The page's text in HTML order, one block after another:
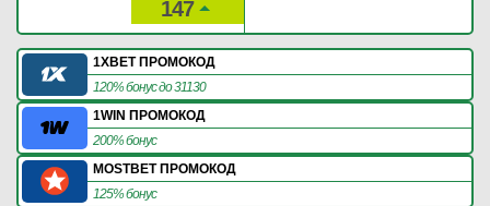
147
1XBET ПРОМОКОД
120% бонус до 31130
1WIN ПРОМОКОД
200% бонус
MOSTBET ПРОМОКОД
125% бонус